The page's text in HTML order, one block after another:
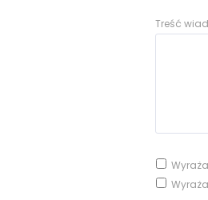
Treść